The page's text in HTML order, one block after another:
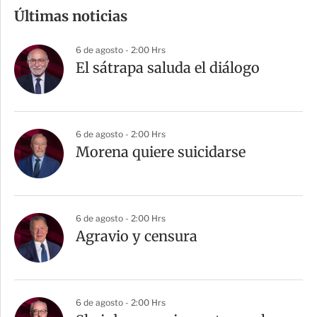
p
a
r
t
Últimas noticias
6 de agosto - 2:00 Hrs
El sátrapa saluda el diálogo
6 de agosto - 2:00 Hrs
Morena quiere suicidarse
6 de agosto - 2:00 Hrs
Agravio y censura
6 de agosto - 2:00 Hrs